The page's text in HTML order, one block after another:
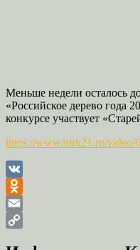
Меньше недели осталось
«Российское дерево года
конкурсе участвует
https://www.ntrk21.ru/video/
VK
Odnoklassniki
Email